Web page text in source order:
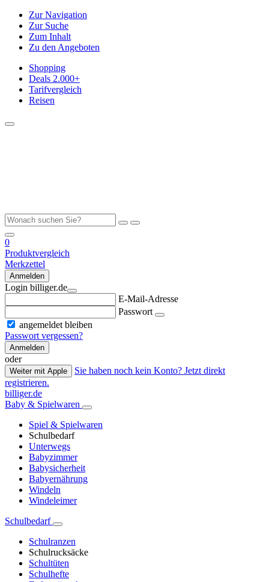
Zur Navigation
Zur Suche
Zum Inhalt
Zu den Angeboten
Shopping
Deals 2.000+
Tarifvergleich
Reisen
0
Produktvergleich
Merkzettel
Anmelden
Login billiger.de
E-Mail-Adresse
Passwort
angemeldet bleiben
Passwort vergessen?
Anmelden
oder
Weiter mit Apple
Sie haben noch kein Konto? Jetzt direkt
registrieren.
billiger.de
Baby & Spielwaren
Spiel & Spielwaren
Schulbedarf
Unterwegs
Babyzimmer
Babysicherheit
Babyernährung
Windeln
Windeleimer
Schulbedarf
Schulranzen
Schulrucksäcke
Schultüten
Schulhefte